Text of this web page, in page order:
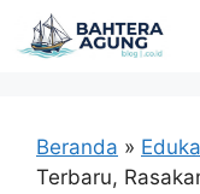
Langsung
ke
Beranda »
Terbaru,